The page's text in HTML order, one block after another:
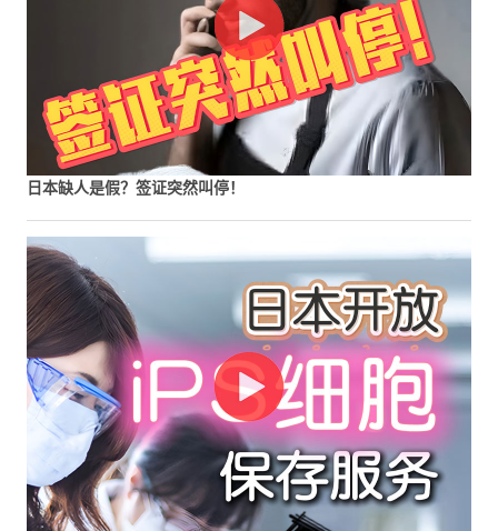
日本缺人是假？签证突然叫停！